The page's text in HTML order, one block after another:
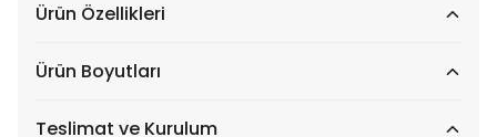
Ürün Özellikleri
Ürün Boyutları
Teslimat ve Kurulum